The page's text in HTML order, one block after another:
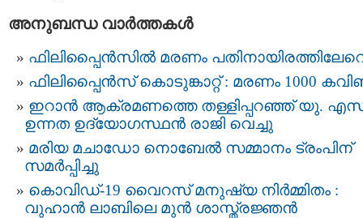
അനുബന്ധ വാര്‍ത്തകള്‍
ഫിലിപ്പൈൻസിൽ മരണം
ഫിലിപ്പൈന്‍സ് കൊടുങ്കാറ്റ് : മരണം 1000
ഇറാന്‍ ആക്രമണത്തെ തള്ളിപ്പറഞ്ഞ് യു.
ഉന്നത ഉദ്യോഗസ്ഥൻ രാജി വെച്ചു
മരിയ മചാഡോ നൊബേല്‍ സമ്മാനം ട്രംപിന്
സമർപ്പിച്ചു
കൊവിഡ്-19 വൈറസ് മനുഷ്യ നിര്‍മ്മിതം :
വുഹാന്‍ ലാബിലെ മുന്‍ ശാസ്ത്രജ്ഞന്‍